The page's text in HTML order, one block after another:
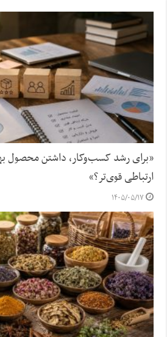
«برای رشد کسب‌وکار، داشتن محصول
ارتباطی قوی‌تر؟»
۱۴۰۵/۰۵/۱۷